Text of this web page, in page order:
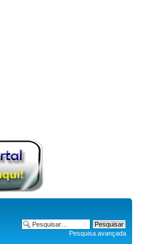
Pesquisa avançada